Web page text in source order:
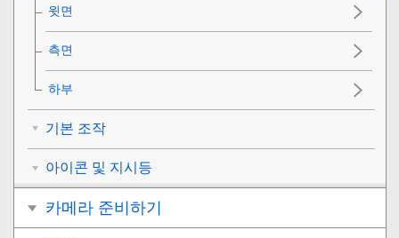
윗면
측면
하부
기본 조작
아이콘 및 지시등
카메라 준비하기